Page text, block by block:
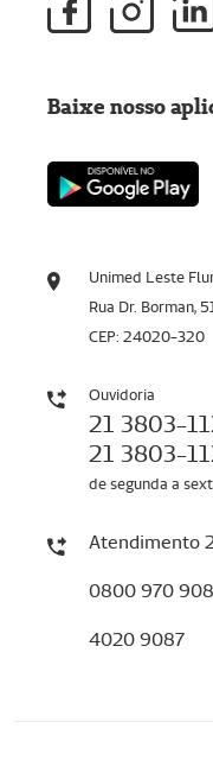
Unimed Leste
Rua Dr. Borman,
CEP: 24020-320
Ouvidoria
21 3803-
21 3803-
de segunda a
Atendimento
0800 970
4020 9087
Baixe nosso